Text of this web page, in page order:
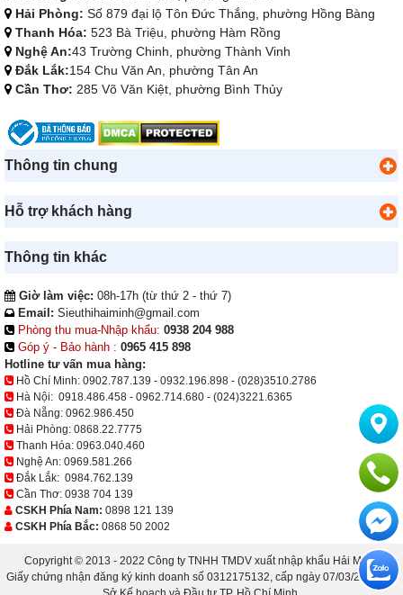
Hải Phòng: Số 879 đại lộ Tôn Đức Thắng, phường Hồng Bàng
Thanh Hóa: 523 Bà Triệu, phường Hàm Rồng
Nghệ An:43 Trường Chinh, phường Thành Vinh
Đắk Lắk:154 Chu Văn An, phường Tân An
Cần Thơ: 285 Võ Văn Kiệt, phường Bình Thủy
Thông tin chung
Hỗ trợ khách hàng
Thông tin khác
Giờ làm việc: 08h-17h (từ thứ 2 - thứ 7)
Email: Sieuthihaiminh@gmail.com
Phòng thu mua-Nhập khẩu: 0938 204 988
Góp ý - Bảo hành : 0965 415 898
Hotline tư vấn mua hàng:
Hồ Chí Minh: 0902.787.139 - 0932.196.898 - (028)3510.2786
Hà Nội: 0918.486.458 - 0962.714.680 - (024)3221.6365
Đà Nẵng: 0962.986.450
Hải Phòng: 0868.22.7775
Thanh Hóa: 0963.040.460
Nghệ An: 0969.581.266
Đắk Lắk: 0984.762.139
Cần Thơ: 0938 704 139
CSKH Phía Nam: 0898 121 139
CSKH Phía Bắc: 0868 50 2002
Copyright © 2013 - 2022 Công ty TNHH TMDV xuất nhập khẩu Hải Minh.
Giấy chứng nhận đăng ký kinh doanh số 0312175132, cấp ngày 07/03/2013 bởi